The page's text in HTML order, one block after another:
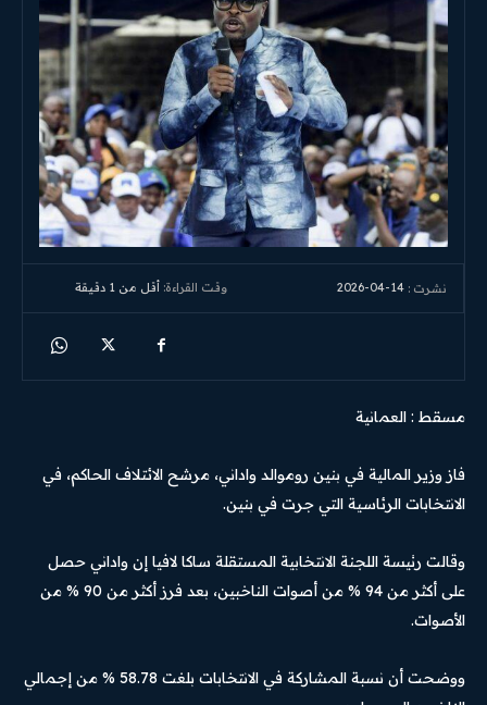
نشرت : 2026-04-14 وقت القراءة: أقل من 1 دقيقة
مسقط : العمانية
فاز وزير المالية في بنين روموالد واداني، مرشح الائتلاف الحاكم، في
الانتخابات الرئاسية التي جرت في بنين.
وقالت رئيسة اللجنة الانتخابية المستقلة ساكا لافيا إن واداني حصل
على أكثر من 94 % من أصوات الناخبين، بعد فرز أكثر من 90 % من
الأصوات.
ووضحت أن نسبة المشاركة في الانتخابات بلغت 58.78 % من إجمالي